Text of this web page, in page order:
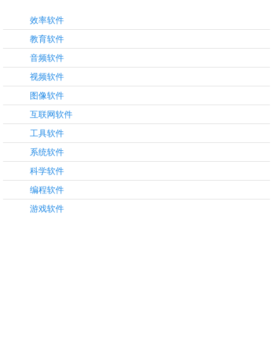
效率软件
教育软件
音频软件
视频软件
图像软件
互联网软件
工具软件
系统软件
科学软件
编程软件
游戏软件